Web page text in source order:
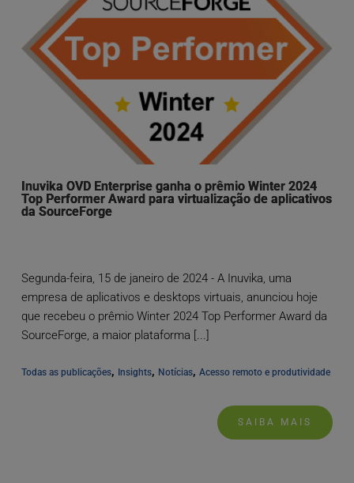
Inuvika OVD Enterprise ganha o prêmio Winter 2024
Top Performer Award para virtualização de aplicativos
da SourceForge
Segunda-feira, 15 de janeiro de 2024 - A Inuvika, uma
empresa de aplicativos e desktops virtuais, anunciou hoje
que recebeu o prêmio Winter 2024 Top Performer Award da
SourceForge, a maior plataforma [...]
Todas as publicações, Insights, Notícias, Acesso remoto e produtividade
SAIBA MAIS